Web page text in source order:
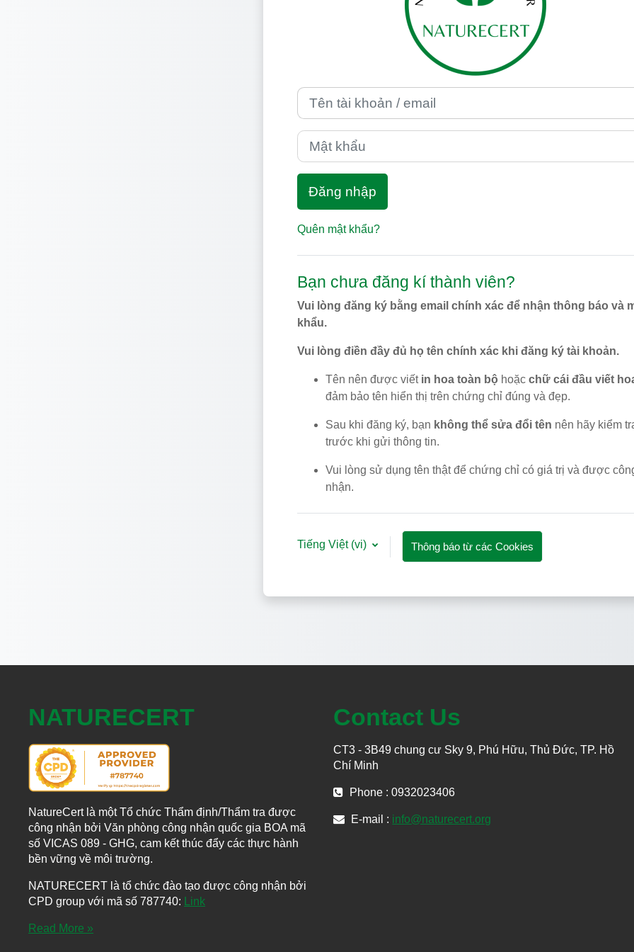
Tên tài khoản / email
Mật khẩu
Đăng nhập
Quên mật khẩu?
Bạn chưa đăng kí thành viên?
Vui lòng đăng ký bằng email chính xác để nhận thông báo và
khẩu.
Vui lòng điền đầy đủ họ tên chính xác khi đăng ký tài khoản.
Tên nên được viết in hoa toàn bộ hoặc chữ cái đầu viết
đảm bảo tên hiển thị trên chứng chỉ đúng và đẹp.
Sau khi đăng ký, bạn không thể sửa đổi tên nên hãy kiểm
trước khi gửi thông tin.
Vui lòng sử dụng tên thật để chứng chỉ có giá trị và được
nhận.
Tiếng Việt ‎(vi)‎ Thông báo từ các Cookies
NATURECERT
NatureCert là một Tổ chức Thẩm định/Thẩm tra được
công nhận bởi Văn phòng công nhận quốc gia BOA mã
số VICAS 089 - GHG, cam kết thúc đẩy các thực hành
bền vững về môi trường.
NATURECERT là tổ chức đào tạo được công nhận bởi
CPD group với mã số 787740: Link
Read More »
Contact Us
CT3 - 3B49 chung cư Sky 9, Phú Hữu, Thủ Đức, TP. Hồ
Chí Minh
Phone : 0932023406
E-mail : info@naturecert.org